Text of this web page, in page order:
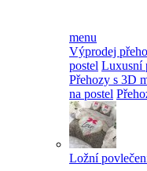
menu
Výprodej
postel Luxusní
Přehozy s 3D
na postel
Ložní